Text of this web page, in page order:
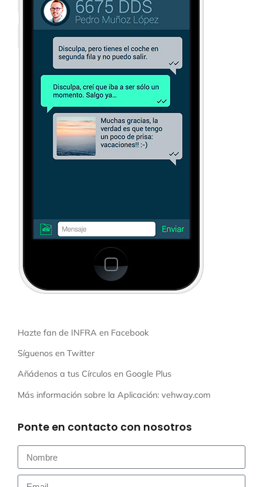
Hazte fan de INFRA en Facebook
Síguenos en Twitter
Añádenos a tus Círculos en Google Plus
Más información sobre la Aplicación: vehway.com
Ponte en contacto con nosotros